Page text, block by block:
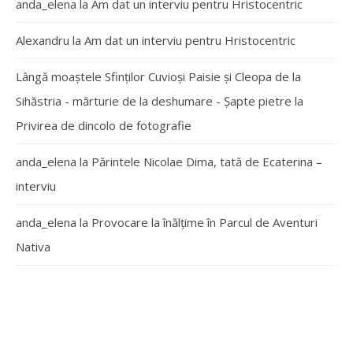
anda_elena la Am dat un interviu pentru Hristocentric
Alexandru la Am dat un interviu pentru Hristocentric
Lângă moaștele Sfinților Cuvioși Paisie și Cleopa de la
Sihăstria - mărturie de la deshumare - Şapte pietre la
Privirea de dincolo de fotografie
anda_elena la Părintele Nicolae Dima, tată de Ecaterina –
interviu
anda_elena la Provocare la înălțime în Parcul de Aventuri
Nativa